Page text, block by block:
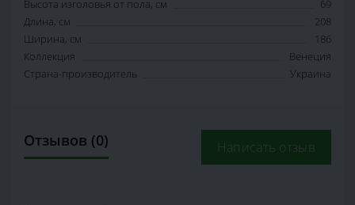
Высота изголовья от пола, см
69
Длина, см
208
Ширина, см
186
Коллекция
Венеция
Страна-производитель
Украина
Отзывов (0) Написать отзыв